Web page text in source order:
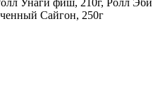
Сайгон, 250г